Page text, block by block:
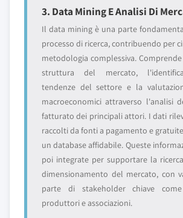
3. Data Mining E Analisi Di
Il data mining è una parte
processo di ricerca, contribuendo per
metodologia complessiva.
struttura del mercato,
tendenze del settore e la
macroeconomici attraverso l'analisi
fatturato dei principali attori. I dati
raccolti da fonti a pagamento e
un database affidabile. Queste
poi integrate per supportare la
dimensionamento del mercato, con
parte di stakeholder chiave
produttori e associazioni.